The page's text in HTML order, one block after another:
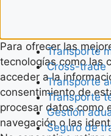
Para ofrecer las
tecnologías como las
acceder a la
consentimiento de
procesar datos como
navegación o las
Transporte
Cross-trade
Transporte
Transporte
Gestión
Seguro de